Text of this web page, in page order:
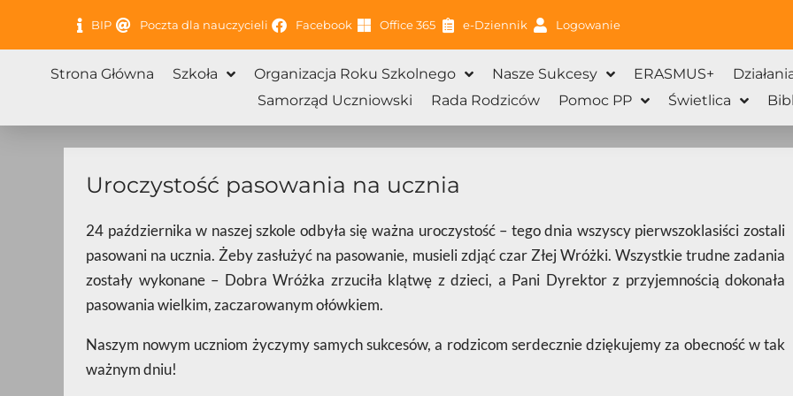
BIP Poczta dla nauczycieli Facebook Office 365 e-Dziennik Logowanie
Strona Główna Szkoła Organizacja Roku Szkolnego Nasze Sukcesy ERASMUS+
Samorząd Uczniowski
Rada Rodziców Pomoc PP Świetlica
Uroczystość pasowania na ucznia
24 października w naszej szkole odbyła się ważna uroczystość – tego dnia wszyscy pierwszoklasiści zostali
pasowani na ucznia. Żeby zasłużyć na pasowanie, musieli zdjąć czar Złej Wróżki. Wszystkie trudne zadania
zostały wykonane – Dobra Wróżka zrzuciła klątwę z dzieci, a Pani Dyrektor z przyjemnością dokonała
pasowania wielkim, zaczarowanym ołówkiem.
Naszym nowym uczniom życzymy samych sukcesów, a rodzicom serdecznie dziękujemy za obecność w tak
ważnym dniu!